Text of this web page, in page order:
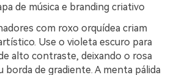
de música e branding criativo
com roxo orquídea criam
Use o violeta escuro para
alto contraste, deixando o rosa
borda de gradiente. A menta pálida